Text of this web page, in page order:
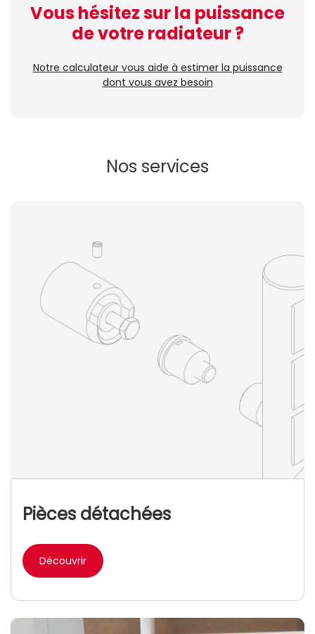
Vous hésitez sur la puissance
de votre radiateur ?
Notre calculateur vous aide à estimer la puissance
dont vous avez besoin
Nos services
Pièces détachées
Découvrir